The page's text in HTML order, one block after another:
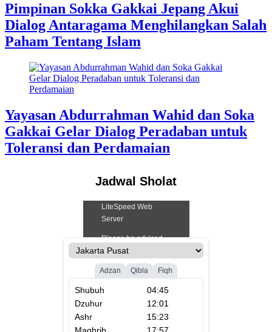
Pimpinan Sokka Gakkai Jepang Akui
Dialog Antaragama Menghilangkan Salah
Paham Tentang Islam
Yayasan Abdurrahman Wahid dan Soka
Gakkai Gelar Dialog Peradaban untuk
Toleransi dan Perdamaian
Jadwal Sholat